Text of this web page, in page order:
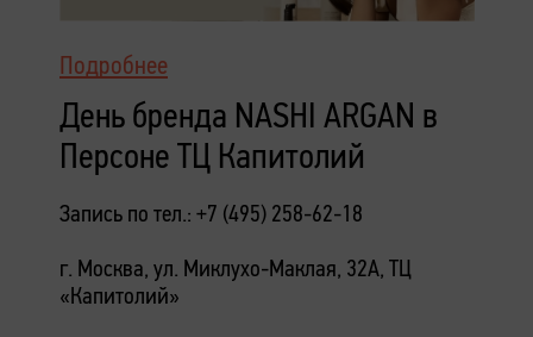
Подробнее
День бренда NASHI ARGAN в
Персоне ТЦ Капитолий
Запись по тел.: +7 (495) 258-62-18
г. Москва, ул. Миклухо-Маклая, 32А, ТЦ
«Капитолий»